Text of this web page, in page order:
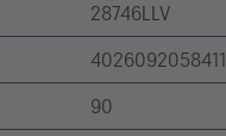
28746LLV
4026092058411
90